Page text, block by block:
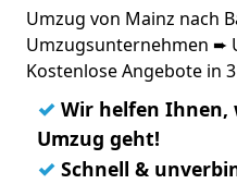
Umzug von Mainz nach
Umzugsunternehmen ➨
Kostenlose Angebote in
✓ Wir helfen Ihnen,
Umzug geht!
✓ Schnell &